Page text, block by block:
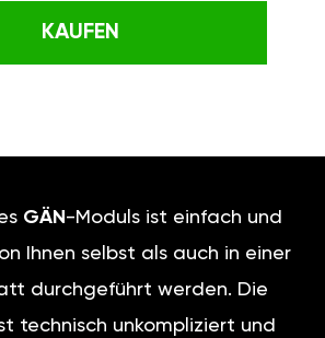
KAUFEN
GÄN -Moduls ist einfach und
Ihnen selbst als auch in einer
durchgeführt werden. Die
technisch unkompliziert und